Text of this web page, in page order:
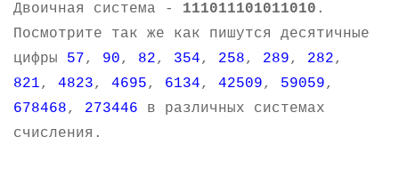
Двоичная система - 111011101011010 .
Посмотрите так же как пишутся десятичные
цифры 57, 90, 82, 354, 258, 289, 282,
821, 4823, 4695, 6134, 42509, 59059,
678468, 273446 в различных системах
счисления.